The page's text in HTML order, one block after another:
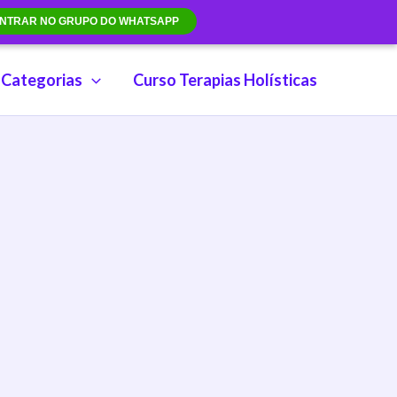
NO GRUPO DO WHATSAPP
Categorias Curso Terapias Holísticas